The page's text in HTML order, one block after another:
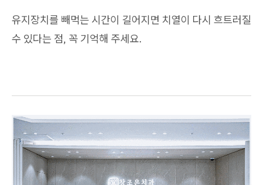
유지장치를 빼먹는 시간이 길어지면 치열이 다시 흐트러질
수 있다는 점, 꼭 기억해 주세요.